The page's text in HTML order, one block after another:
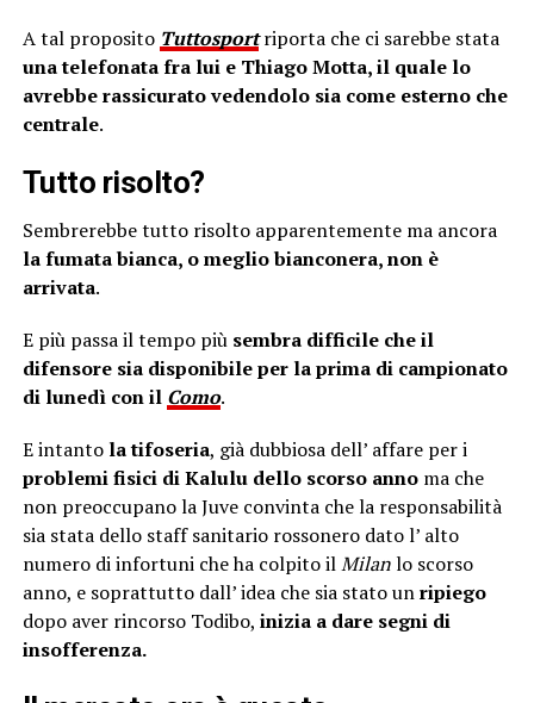
A tal proposito Tuttosportriporta che ci sarebbe stata
una telefonata fra lui e Thiago Motta, il quale lo
avrebbe rassicurato vedendolo sia come esterno che
centrale.
Tutto risolto?
Sembrerebbe tutto risolto apparentemente ma ancora
la fumata bianca, o meglio bianconera, non è
arrivata.
E più passa il tempo più sembra difficile che il
difensore sia disponibile per la prima di campionato
di lunedì con il Como.
E intanto la tifoseria, già dubbiosa dell’ affare per i
problemi fisici di Kalulu dello scorso annoma che
non preoccupano la Juve convinta che la responsabilità
sia stata dello staff sanitario rossonero dato l’ alto
numero di infortuni che ha colpito ilMilanlo scorso
anno, e soprattutto dall’ idea che sia stato unripiego
dopo aver rincorso Todibo, inizia a dare segni di
insofferenza.